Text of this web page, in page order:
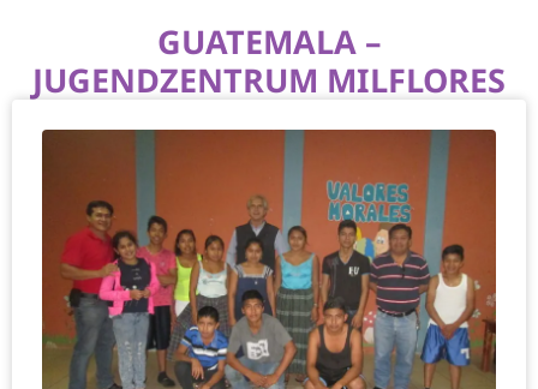
GUATEMALA –
JUGENDZENTRUM MILFLORES